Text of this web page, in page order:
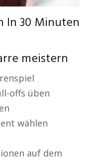
In 30 Minuten
meistern
offs üben
wählen
auf dem